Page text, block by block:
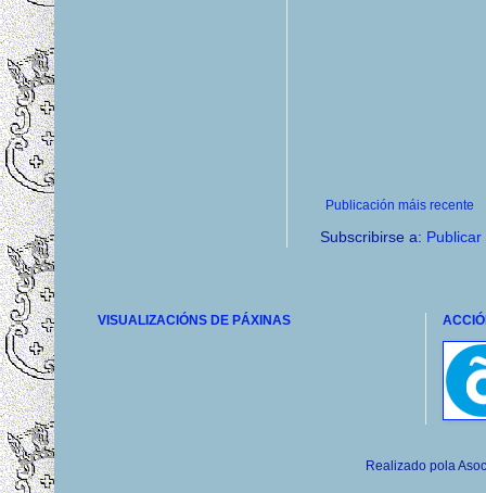
Publicación máis recente
Subscribirse a:
VISUALIZACIÓNS DE PÁXINAS
Realizado pola